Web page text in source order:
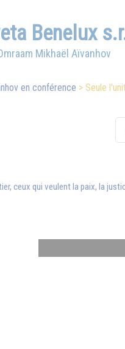
Benelux
Mikhaël Aïvanhov
en conférence Seule
ceux qui veulent la paix, la